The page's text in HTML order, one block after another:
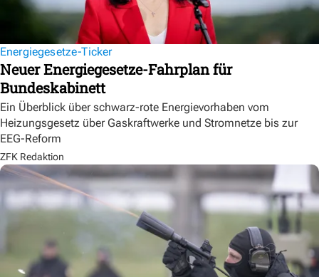
Energiegesetze-Ticker
Neuer Energiegesetze-Fahrplan für
Bundeskabinett
Ein Überblick über schwarz-rote Energievorhaben vom
Heizungsgesetz über Gaskraftwerke und Stromnetze bis zur
EEG-Reform
ZFK Redaktion